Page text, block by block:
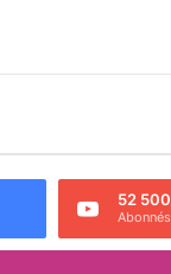
52 500
Abonnés